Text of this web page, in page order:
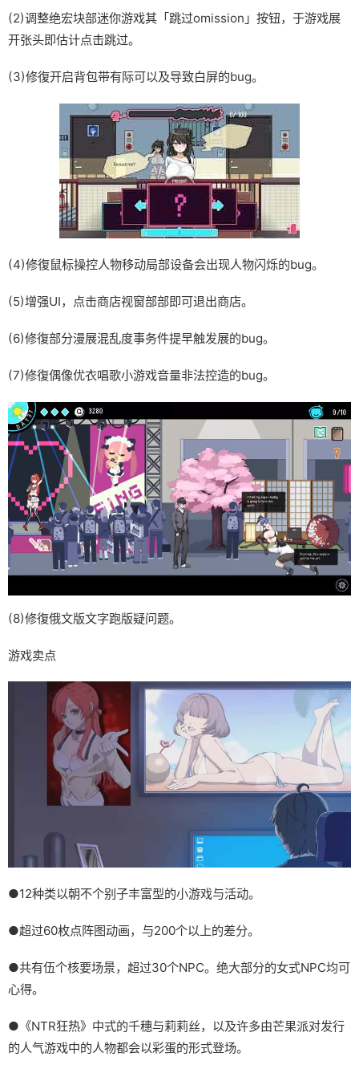
(2)调整绝宏块部迷你游戏其「跳过omission」按钮，于游戏展
开张头即估计点击跳过。
(3)修復开启背包带有际可以及导致白屏的bug。
(4)修復鼠标操控人物移动局部设备会出现人物闪烁的bug。
(5)增强UI，点击商店视窗部部即可退出商店。
(6)修復部分漫展混乱度事务件提早触发展的bug。
(7)修復偶像优衣唱歌小游戏音量非法控造的bug。
(8)修復俄文版文字跑版疑问题。
游戏卖点
●12种类以朝不个别子丰富型的小游戏与活动。
●超过60枚点阵图动画，与200个以上的差分。
●共有伍个核要场景，超过30个NPC。绝大部分的女式NPC均可
心得。
●《NTR狂热》中式的千穗与莉莉丝，以及许多由芒果派对发行
的人气游戏中的人物都会以彩蛋的形式登场。